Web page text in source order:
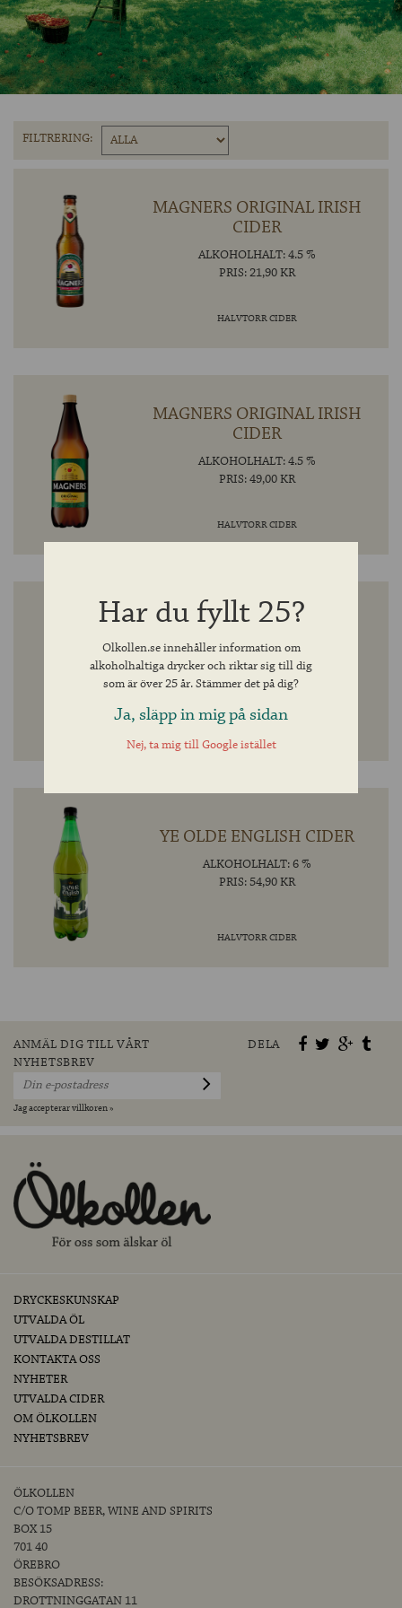
OM ÖLKOLLEN
KONTAKTA OSS
FILTRERING:
MAGNERS ORIGINAL IRISH
CIDER
ALKOHOLHALT: 4.5 %
PRIS: 21,90 KR
HALVTORR CIDER
MAGNERS ORIGINAL IRISH
CIDER
ALKOHOLHALT: 4.5 %
PRIS: 49,00 KR
HALVTORR CIDER
MAGNERS PEAR
ALKOHOLHALT: 4.5 %
PRIS: 21,90 KR
YE OLDE ENGLISH CIDER
ALKOHOLHALT: 6 %
PRIS: 54,90 KR
HALVTORR CIDER
ANMÄL DIG TILL VÅRT
NYHETSBREV
Jag accepterar villkoren »
DELA
DRYCKESKUNSKAP
UTVALDA ÖL
UTVALDA DESTILLAT
KONTAKTA OSS
NYHETER
UTVALDA CIDER
OM ÖLKOLLEN
NYHETSBREV
ÖLKOLLEN
C/O TOMP BEER, WINE AND SPIRITS
BOX 15
701 40
ÖREBRO
BESÖKSADRESS:
DROTTNINGGATAN 11
Har du fyllt 25?
Olkollen.se innehåller information om
alkoholhaltiga drycker och riktar sig till dig
som är över 25 år. Stämmer det på dig?
Ja, släpp in mig på sidan
Nej, ta mig till Google istället